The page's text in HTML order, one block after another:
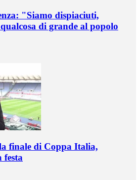
"Siamo dispiaciuti,
di grande al popolo
finale di Coppa Italia,
festa